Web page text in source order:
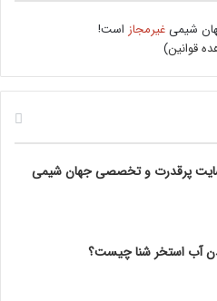
شیمیغیرمجاز است!
قوانین)
سایت پرقدرت و تخصصی جهان شیمی
آب استخر شنا چیست؟